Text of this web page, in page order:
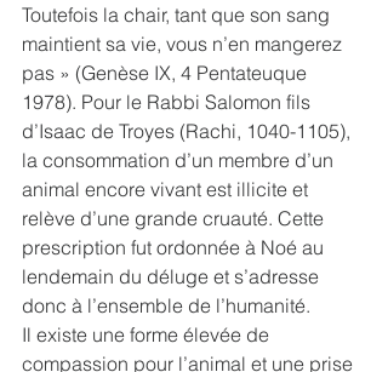
Toutefois la chair, tant que son sang
maintient sa vie, vous n’en mangerez
pas » (Genèse IX, 4 Pentateuque
1978). Pour le Rabbi Salomon fils
d’Isaac de Troyes (Rachi, 1040-1105),
la consommation d’un membre d’un
animal encore vivant est illicite et
relève d’une grande cruauté. Cette
prescription fut ordonnée à Noé au
lendemain du déluge et s’adresse
donc à l’ensemble de l’humanité.
Il existe une forme élevée de
compassion pour l’animal et une prise